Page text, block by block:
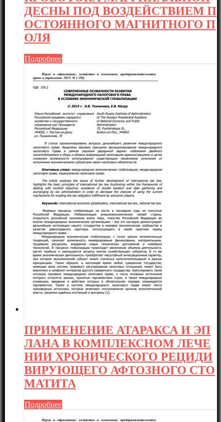
ДЕСНЫ ПОД ВОЗДЕЙСТВИЕМ П
ОСТОЯННОГО МАГНИТНОГО П
ОЛЯ
Подробнее
ПРИМЕНЕНИЕ АТАРАКСА И ЭП
ЛАНА В КОМПЛЕКСНОМ ЛЕЧЕ
НИИ ХРОНИЧЕСКОГО РЕЦИДИ
ВИРУЮЩЕГО АФТОЗНОГО СТО
МАТИТА
Подробнее